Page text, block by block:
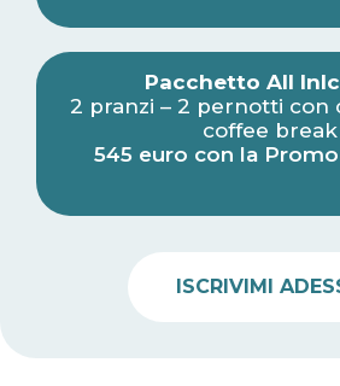
Pacchetto All
2 pranzi – 2 pernotti con
coffee break
545 euro con la
ISCRIVIMI